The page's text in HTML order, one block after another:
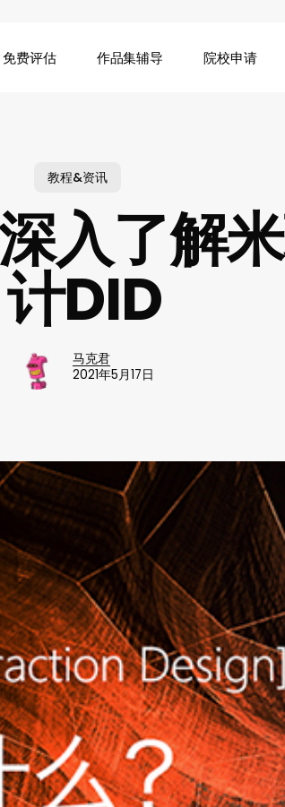
免费评估 作品集辅导 院校申请
教程&资讯
入了解
计DID
马克君
2021年5月17日